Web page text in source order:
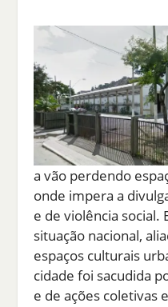
a vão perdendo
onde impera a
e de violência social.
situação nacional,
espaços culturais
cidade foi sacudida
e de ações coletivas